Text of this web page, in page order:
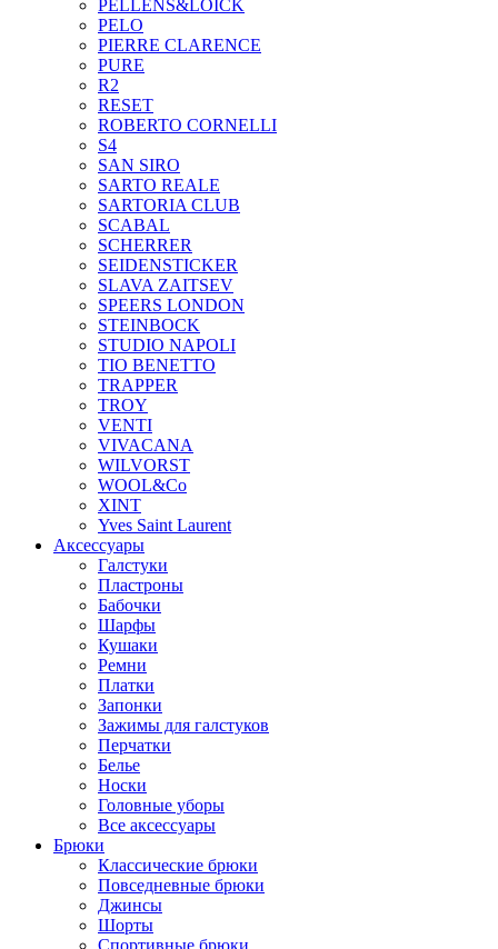
PELLENS&LOICK
PELO
PIERRE CLARENCE
PURE
R2
RESET
ROBERTO CORNELLI
S4
SAN SIRO
SARTO REALE
SARTORIA CLUB
SCABAL
SCHERRER
SEIDENSTICKER
SLAVA ZAITSEV
SPEERS LONDON
STEINBOCK
STUDIO NAPOLI
TIO BENETTO
TRAPPER
TROY
VENTI
VIVACANA
WILVORST
WOOL&Co
XINT
Yves Saint Laurent
Аксессуары
Галстуки
Пластроны
Бабочки
Шарфы
Кушаки
Ремни
Платки
Запонки
Зажимы для галстуков
Перчатки
Белье
Носки
Головные уборы
Все аксессуары
Брюки
Классические брюки
Повседневные брюки
Джинсы
Шорты
Спортивные брюки